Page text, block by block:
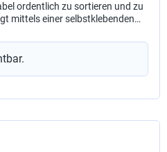
ordentlich zu sortieren und zu
mittels einer selbstklebenden